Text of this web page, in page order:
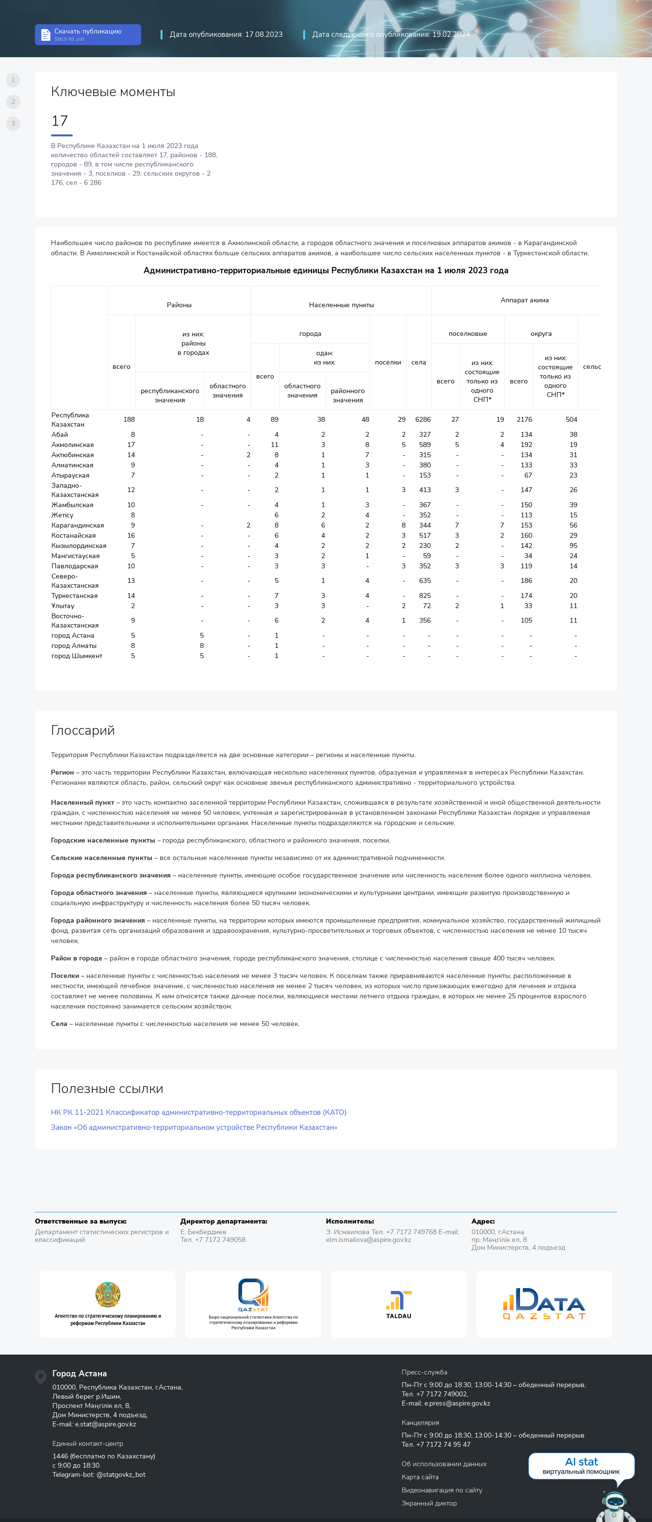
Скачать публикацию
586.9 Кб, pdf Дата опубликования: 17.08.2023 Дата следующего опубликования: 19.02.2024
1
2
3
Ключевые моменты
17
В Республике Казахстан на 1 июля 2023 года
количество областей составляет 17, районов - 188,
городов - 89, в том числе республиканского
значения - 3, поселков - 29, сельских округов - 2
176, сел - 6 286
Наибольшее число районов по республике имеется в Акмолинской области, а городов областного значения и поселковых аппаратов акимов - в Карагандинской
области. В Акмолинской и Костанайской областях больше сельских аппаратов акимов, а наибольшее число сельских населенных пунктов - в Туркестанской области.
Административно-территориальные единицы Республики Казахстан на 1 июля 2023 года
Районы Населенные пункты
Аппарат акима
всего
из них:
районы
в городах
города
поселки села
поселковые округа
сельский
всего
одан:
из них:
всего
из них:
состоящие
только из
одного
СНП*
всего
из них:
состоящие
только из
одного
СНП*
республиканского
значения
областного
значения
областного
значения
районного
значения
Республика
Казахстан
188 18 4 89 38 48 29 6286 27 19 2176 504
Абай
8 - - 4 2 2 2 327 2 2 134 38
Акмолинская
17 - - 11 3 8 5 589 5 4 192 19
Актюбинская
14 - 2 8 1 7 - 315 - - 134 31
Алматинская
9 - - 4 1 3 - 380 - - 133 33
Атырауская
7 - - 2 1 1 - 153 - - 67 23
Западно-
Казахстанская
12 - - 2 1 1 3 413 3 - 147 26
Жамбылская
10 - - 4 1 3 - 367 - - 150 39
Жетісу
8 6 2 4 - 352 - - 113 15
Карагандинская
9 - 2 8 6 2 8 344 7 7 153 56
Костанайская
16 - - 6 4 2 3 517 3 2 160 29
Кызылординская
7 - - 4 2 2 2 230 2 - 142 95
Мангистауская
5 - - 3 2 1 - 59 - - 34 24
Павлодарская
10 - - 3 3 - 3 352 3 3 119 14
Северо-
Казахстанская
13 - - 5 1 4 - 635 - - 186 20
Туркестанская
14 - - 7 3 4 - 825 - - 174 20
Ұлытау
2 - - 3 3 - 2 72 2 1 33
11
Восточно-
Казахстанская
9 - - 6 2 4 1 356 - - 105 11
город Астана
5 5 - 1 - - - - - - - -
город Алматы
8 8 - 1 - - - - - - - -
город Шымкент
5 5 - 1 - - - - - - - -
Глоссарий
Территория Республики Казахстан подразделяется на две основные категории – регионы и населенные пункты.
Регион – это часть территории Республики Казахстан, включающая несколько населенных пунктов, образуемая и управляемая в интересах Республики Казахстан.
Регионами являются область, район, сельский округ как основные звенья республиканского административно - территориального устройства.
Населенный пункт – это часть компактно заселенной территории Республики Казахстан, сложившаяся в результате хозяйственной и иной общественной деятельности
граждан, с численностью населения не менее 50 человек, учтенная и зарегистрированная в установленном законами Республики Казахстан порядке и управляемая
местными представительными и исполнительными органами. Населенные пункты подразделяются на городские и сельские.
Городские населенные пункты – города республиканского, областного и районного значения, поселки.
Сельские населенные пункты – все остальные населенные пункты независимо от их административной подчиненности.
Города республиканского значения – населенные пункты, имеющие особое государственное значение или численность населения более одного миллиона человек.
Города областного значения – населенные пункты, являющиеся крупными экономическими и культурными центрами, имеющие развитую производственную и
социальную инфраструктуру и численность населения более 50 тысяч человек.
Города районного значения – населенные пункты, на территории которых имеются промышленные предприятия, коммунальное хозяйство, государственный жилищный
фонд, развитая сеть организаций образования и здравоохранения, культурно-просветительных и торговых объектов, с численностью населения не менее 10 тысяч
человек.
Район в городе – район в городе областного значения, городе республиканского значения, столице с численностью населения свыше 400 тысяч человек.
Поселки – населенные пункты с численностью населения не менее 3 тысяч человек. К поселкам также приравниваются населенные пункты, расположенные в
местности, имеющей лечебное значение, с численностью населения не менее 2 тысяч человек, из которых число приезжающих ежегодно для лечения и отдыха
составляет не менее половины. К ним относятся также дачные поселки, являющиеся местами летнего отдыха граждан, в которых не менее 25 процентов взрослого
населения постоянно занимается сельским хозяйством.
Села – населенные пункты с численностью населения не менее 50 человек.
Полезные ссылки
НК РК 11-2021 Классификатор административно-территориальных объектов (КАТО)
Закон «Об административно-территориальном устройстве Республики Казахстан»
Ответственные за выпуск:
Департамент статистических регистров и
классификаций
Директор департамента:
Е. Бекбердиев
Тел. +7 7172 749058
Исполнитель:
Э. Исмаилова Тел. +7 7172 749768 E-mail:
elm.ismailova@aspire.gov.kz
Адрес:
010000, г.Астана
пр. Мәңгілік ел, 8
Дом Министерств, 4 подъезд
Город Астана
010000, Республика Казахстан, г.Астана,
Левый берег р.Ишим,
Проспект Мәңгілік ел, 8,
Дом Министерств, 4 подъезд,
E-mail: e.stat@aspire.gov.kz
Единый контакт-центр
1446 (бесплатно по Казахстану)
с 9:00 до 18:30
Telegram-bot: @statgovkz_bot
Пресс-служба
Пн-Пт с 9:00 до 18:30, 13:00-14:30 – обеденный перерыв,
Тел. +7 7172 749002,
E-mail: e.press@aspire.gov.kz
Канцелярия
Пн-Пт с 9:00 до 18:30, 13:00-14:30 – обеденный перерыв
Тел. +7 7172 74 95 47
Об использовании данных
Карта сайта
Видеонавигация по сайту
Экранный диктор